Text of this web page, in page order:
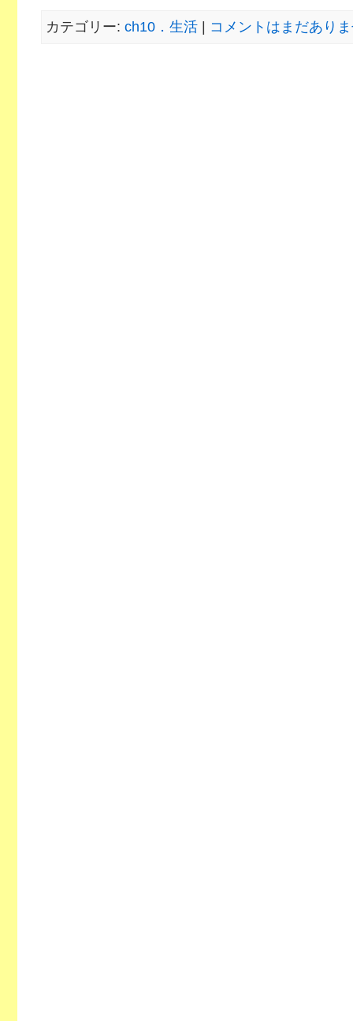
カテゴリー: ch10．生活| コメントはまだあり